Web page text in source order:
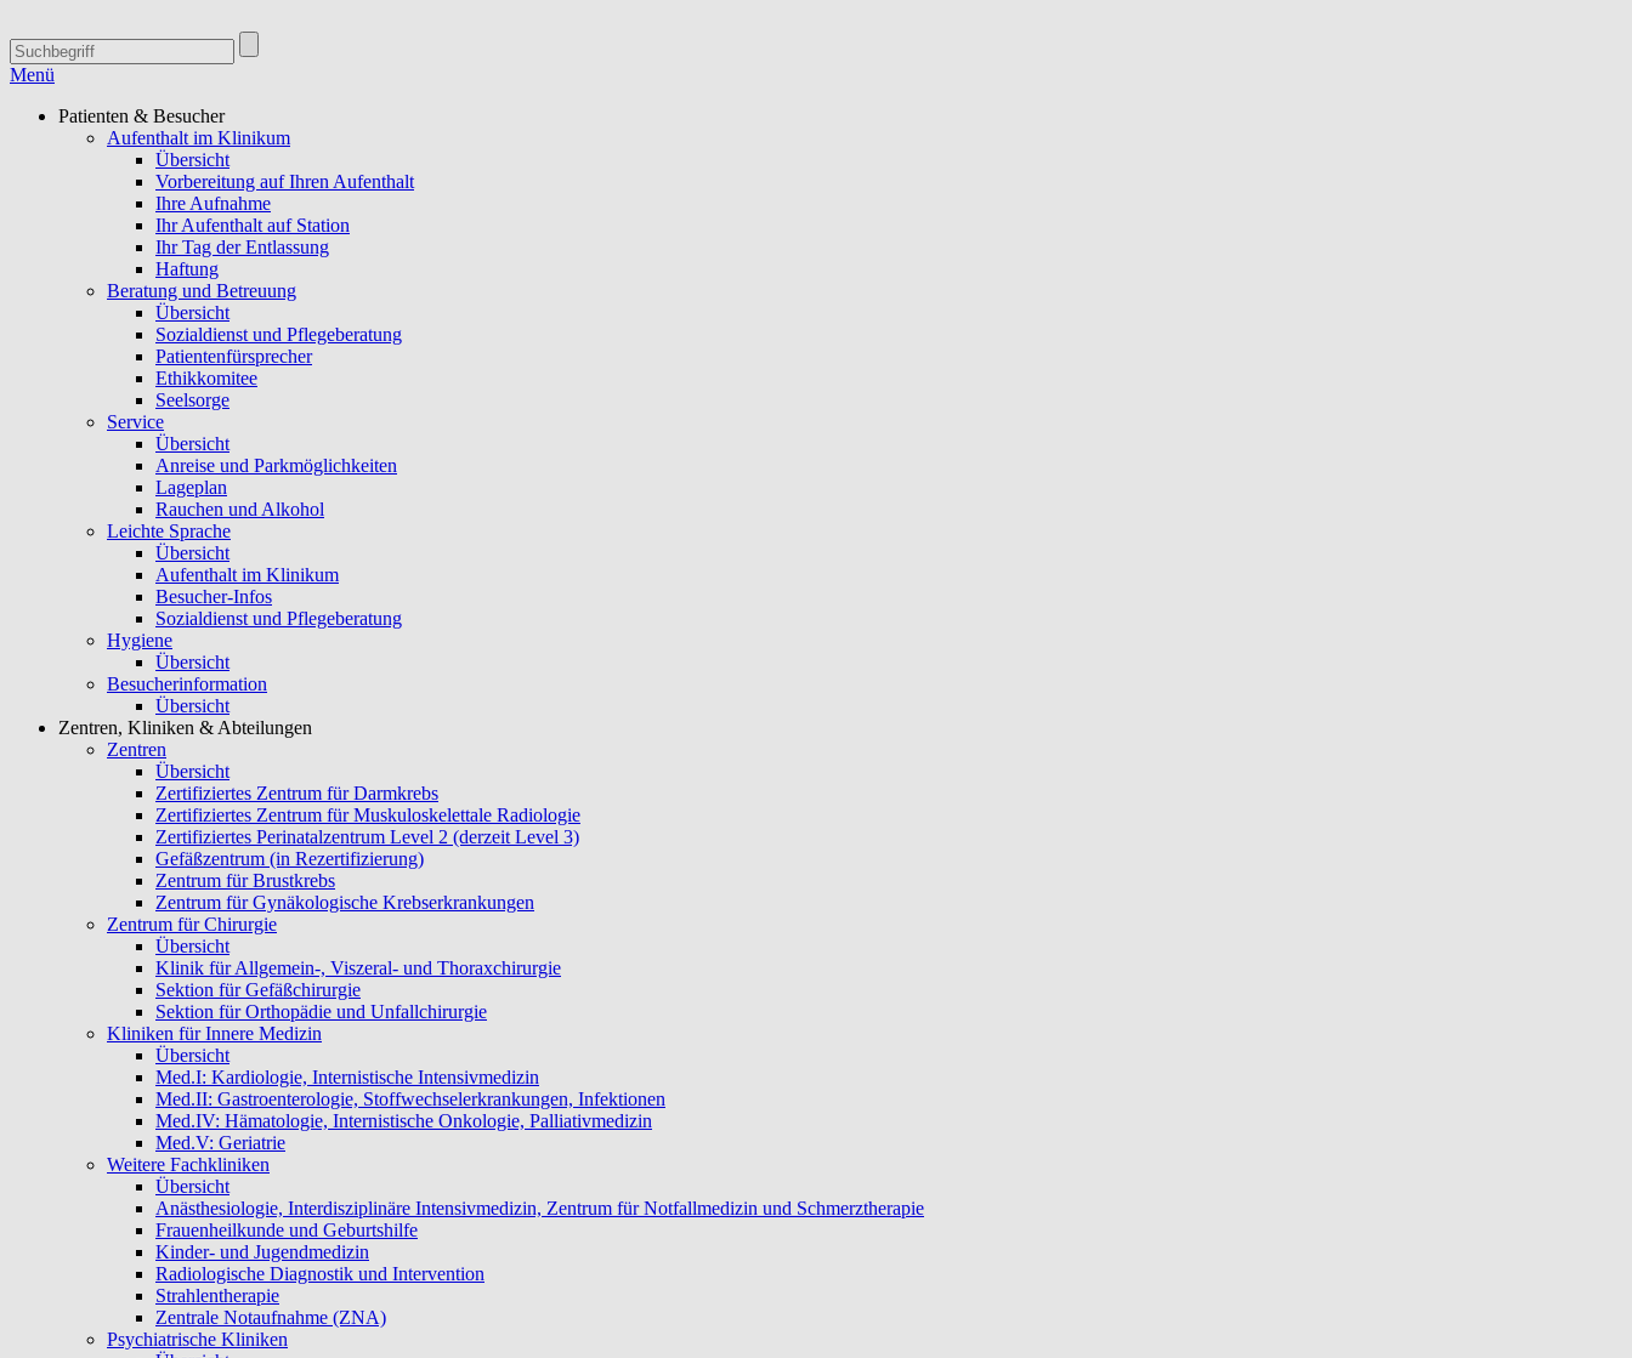
Menü
Patienten & Besucher
Aufenthalt im Klinikum
Übersicht
Vorbereitung auf Ihren Aufenthalt
Ihre Aufnahme
Ihr Aufenthalt auf Station
Ihr Tag der Entlassung
Haftung
Beratung und Betreuung
Übersicht
Sozialdienst und Pflegeberatung
Patientenfürsprecher
Ethikkomitee
Seelsorge
Service
Übersicht
Anreise und Parkmöglichkeiten
Lageplan
Rauchen und Alkohol
Leichte Sprache
Übersicht
Aufenthalt im Klinikum
Besucher-Infos
Sozialdienst und Pflegeberatung
Hygiene
Übersicht
Besucherinformation
Übersicht
Zentren, Kliniken & Abteilungen
Zentren
Übersicht
Zertifiziertes Zentrum für Darmkrebs
Zertifiziertes Zentrum für Muskuloskelettale Radiologie
Zertifiziertes Perinatalzentrum Level 2 (derzeit Level 3)
Gefäßzentrum (in Rezertifizierung)
Zentrum für Brustkrebs
Zentrum für Gynäkologische Krebserkrankungen
Zentrum für Chirurgie
Übersicht
Klinik für Allgemein-, Viszeral- und Thoraxchirurgie
Sektion für Gefäßchirurgie
Sektion für Orthopädie und Unfallchirurgie
Kliniken für Innere Medizin
Übersicht
Med.I: Kardiologie, Internistische Intensivmedizin
Med.II: Gastroenterologie, Stoffwechselerkrankungen, Infektionen
Med.IV: Hämatologie, Internistische Onkologie, Palliativmedizin
Med.V: Geriatrie
Weitere Fachkliniken
Übersicht
Anästhesiologie, Interdisziplinäre Intensivmedizin, Zentrum für Notfallmedizin und Schmerztherapie
Frauenheilkunde und Geburtshilfe
Kinder- und Jugendmedizin
Radiologische Diagnostik und Intervention
Strahlentherapie
Zentrale Notaufnahme (ZNA)
Psychiatrische Kliniken